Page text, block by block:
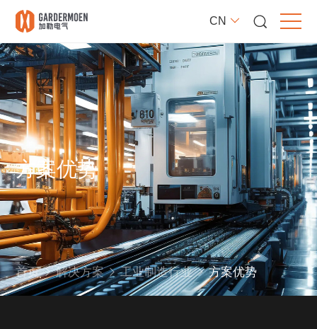
CN
方案优势
首页 解决方案 工业制造行业 方案优势